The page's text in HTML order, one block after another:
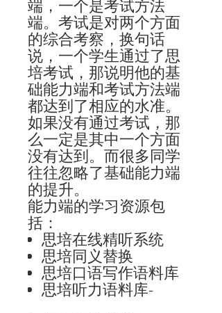
端，一个是考试方法
端。考试是对两个方面
的综合考察 ，换句话
说，一个学生通过了思
培考试，那说明他的基
础能力端和考试方法端
都达到了相应的水准。
如果没有通过考试，那
么一定是其中一个方面
没有达到。而很多同学
往往忽略了基础能力端
的提升。
能力端的学习资源包
括：
思培在线精听系统
思培同义替换
思培口语写作语料库
思培听力语料库-